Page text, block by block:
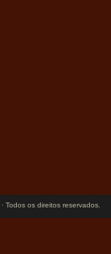
· Todos os direitos reservados.